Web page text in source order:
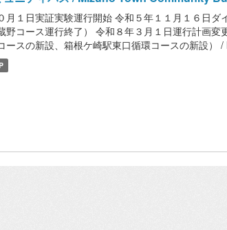
月１日実証実験運行開始 令和５年１１月１６日
野コース運行終了） 令和８年３月１日運行計画
ースの新設、箱根ケ崎駅東口循環コースの新設）